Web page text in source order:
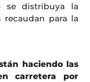
se distribuya la
recaudan para la
haciendo las
carretera por